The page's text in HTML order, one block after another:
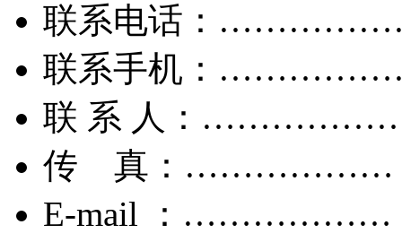
联系电话：
联系手机：
联 系 人：
传 真：………………
E-mail ：………………